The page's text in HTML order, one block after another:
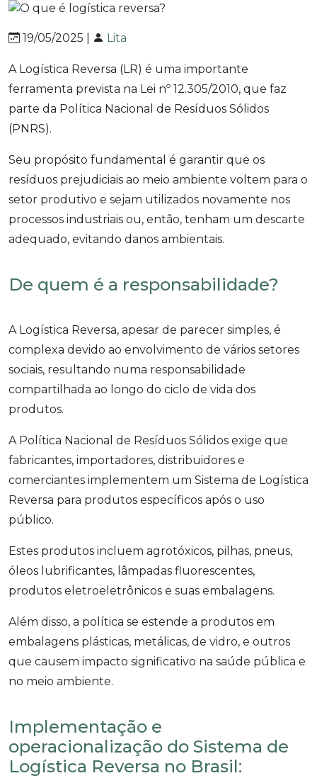
19/05/2025 | Lita
A Logística Reversa (LR) é uma importante
ferramenta prevista na Lei nº 12.305/2010, que faz
parte da Política Nacional de Resíduos Sólidos
(PNRS).
Seu propósito fundamental é garantir que os
resíduos prejudiciais ao meio ambiente voltem para o
setor produtivo e sejam utilizados novamente nos
processos industriais ou, então, tenham um descarte
adequado, evitando danos ambientais.
De quem é a responsabilidade?
A Logística Reversa, apesar de parecer simples, é
complexa devido ao envolvimento de vários setores
sociais, resultando numa responsabilidade
compartilhada ao longo do ciclo de vida dos
produtos.
A Política Nacional de Resíduos Sólidos exige que
fabricantes, importadores, distribuidores e
comerciantes implementem um Sistema de Logística
Reversa para produtos específicos após o uso
público.
Estes produtos incluem agrotóxicos, pilhas, pneus,
óleos lubrificantes, lâmpadas fluorescentes,
produtos eletroeletrônicos e suas embalagens.
Além disso, a política se estende a produtos em
embalagens plásticas, metálicas, de vidro, e outros
que causem impacto significativo na saúde pública e
no meio ambiente.
Implementação e
operacionalização do Sistema de
Logística Reversa no Brasil: